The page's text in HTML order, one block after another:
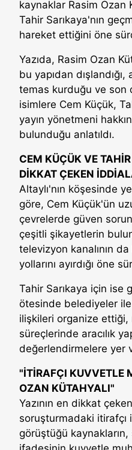
kaynaklar Rasim Ozan
Tahir Sarıkaya'nın
hareket ettiğini öne
Yazıda, Rasim Ozan
bu yapıdan
temas kurduğu ve son
isimlere Cem Küçük,
yayın yönetmeni
bulunduğu anlatıldı.
CEM KÜÇÜK VE
DİKKAT ÇEKEN
Altaylı'nın köşesinde
göre, Cem Küçük'ün
çevrelerde güven
çeşitli şikayetlerin
televizyon kanalının
yollarını ayırdığı öne
Tahir Sarıkaya için ise
ötesinde belediyeler
ilişkileri organize
süreçlerinde aracılık
değerlendirmelere yer
"İTİRAFÇI KUVVETLE
OZAN KÜTAHYALI"
Yazının en dikkat
soruşturmadaki itirafçı
görüştüğü kaynakların,